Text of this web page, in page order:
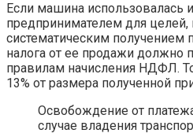
Если машина использовалась
предпринимателем для целей,
систематическим получением
налога от ее продажи должно
правилам начисления НДФЛ.
13% от размера полученной
Освобождение от
случае владения